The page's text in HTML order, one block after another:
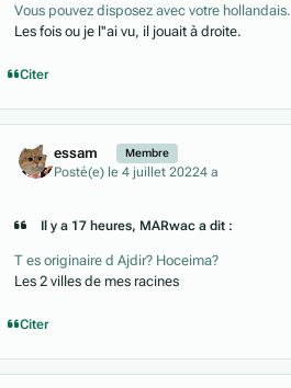
Vous pouvez disposez avec votre hollandais.
Les fois ou je l''ai vu, il jouait à droite.
Citer
essam Membre
Posté(e) le 4 juillet 20224 a
Il y a 17 heures, MARwac a dit :
T es originaire d Ajdir? Hoceima?
Les 2 villes de mes racines
Citer